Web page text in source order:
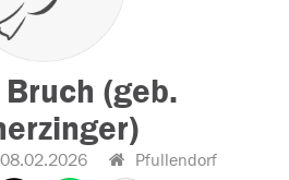
(geb.
08.02.2026 Pfullendorf